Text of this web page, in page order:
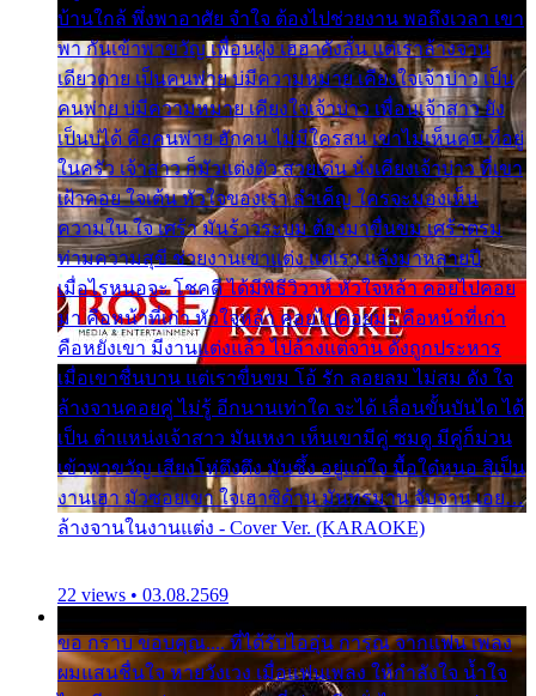
บ้านใกล้ พึ่งพาอาศัย จำใจ ต้องไปช่วยงาน พอถึงเวลา เขา
พา กันเข้าพาขวัญ เพื่อนฝูง เฮฮาดังลั่น แต่เราล้างจาน
เดียวดาย เป็นคนพ่าย บ่มีความหมาย เคียงใจเจ้าบ่าว เป็น
คนพ่าย บ่มีความหมาย เคียงใจเจ้าบ่าว เพื่อนเจ้าสาว ยัง
เป็นบ่ได้ คือคนพ่าย ฮักคน ไม่มีใครสน เขาไม่เห็นคน ที่อยู่
ในครัว เจ้าสาว ก็มัวแต่งตัว สวยเด่น นั่งเคียงเจ้าบ่าว ที่เขา
เฝ้าคอย ใจเต้น หัวใจของเรา ลำเค็ญ ใครจะมองเห็น
ความใน ใจ เศร้า มันร้าวระบม ต้องมาขื่นขม เศร้าตรม
ท่ามความสุขี ช่วยงานเขาแต่ง แต่เรา แล้งมาหลายปี
เมื่อไรหนอจะ โชคดี ได้มีพิธีวิวาห์ หัวใจหล้า คอยไปคอย
มา คือหน้าที่เก่า หัวใจหล้า คอยไปคอยมา คือหน้าที่เก่า
คือหยังเขา มีงานแต่งแล้ว ไปล้างแต่จาน ดั่งถูกประหาร
เมื่อเขาชื่นบาน แต่เราขื่นขม โอ้ รัก ลอยลม ไม่สม ดัง ใจ
ล้างจานคอยคู่ ไม่รู้ อีกนานเท่าใด จะได้ เลื่อนขั้นบันได ได้
เป็น ตำแหน่งเจ้าสาว มันเหงา เห็นเขามีคู่ ซมดู มีคู่ก็ม่วน
เข้าพาขวัญ เสียงโห่ตึงตึง มันซึ้ง อยู่แก่ใจ มื้อใด๋หนอ สิเป็น
งานเฮา มัวซอยเขา ใจเฮาซิด้าน มันทรมาน จับจาน เอย…
ล้างจานในงานแต่ง - Cover Ver. (KARAOKE)
22 views • 03.08.2569
ขอ กราบ ขอบคุณ.... ที่ได้รับไออุ่น การุณ จากแฟน เพลง
ผมแสนชื่นใจ หายวังเวง เมื่อแฟนเพลง ให้กำลังใจ น้ำใจ